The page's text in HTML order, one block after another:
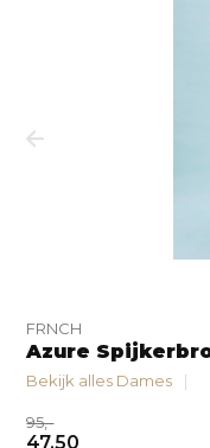
FRNCH
Azure
Bekijk alles Dames
95,-
47,50